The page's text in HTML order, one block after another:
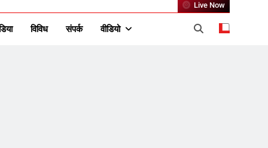
विविध संपर्क वीडियो
Live Now